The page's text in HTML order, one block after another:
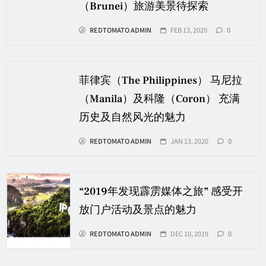
（Brunei）旅游美景待探索
REDTOMATO ADMIN FEB 13, 2020 0
菲律宾（The Philippines） 马尼拉
（Manila）及科隆（Coron） 充满
历史及自然风光的魅力
REDTOMATO ADMIN JAN 13, 2020 0
“2019年发现霹雳媒体之旅” 感受开
放门户活动及景点的魅力
REDTOMATO ADMIN DEC 10, 2019 0